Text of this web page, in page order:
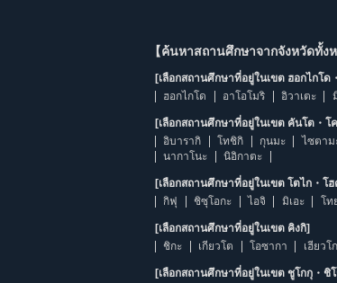
【ค้นหาสถานศึกษาจากจังหวัดทั้ง
[เลือกสถานศึกษาที่อยู่ในเขต ฮอกไกโด
ฮอกไกโด
อาโอโมริ อิวาเตะ
[เลือกสถานศึกษาที่อยู่ในเขต คันโต・โ
อิบารากิ
โทชิกิ กุนมะ ไซตาม
นากาโนะ
นิอิกาตะ
[เลือกสถานศึกษาที่อยู่ในเขต โตไก・โฮ
กิฟุ
ชิซุโอกะ ไอจิ มิเอะ โท
[เลือกสถานศึกษาที่อยู่ในเขต คิงกิ]
ชิกะ
เกียวโต โอซากา เฮียวโ
[เลือกสถานศึกษาที่อยู่ในเขต ชูโกกุ・ชิ